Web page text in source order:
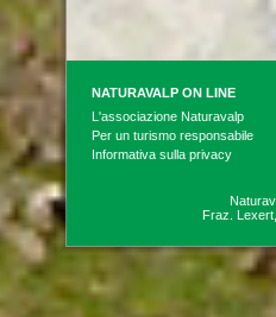
NATURAVALP ON LINE
L'associazione Naturavalp
Per un turismo responsabile
Informativa sulla privacy
Fraz.